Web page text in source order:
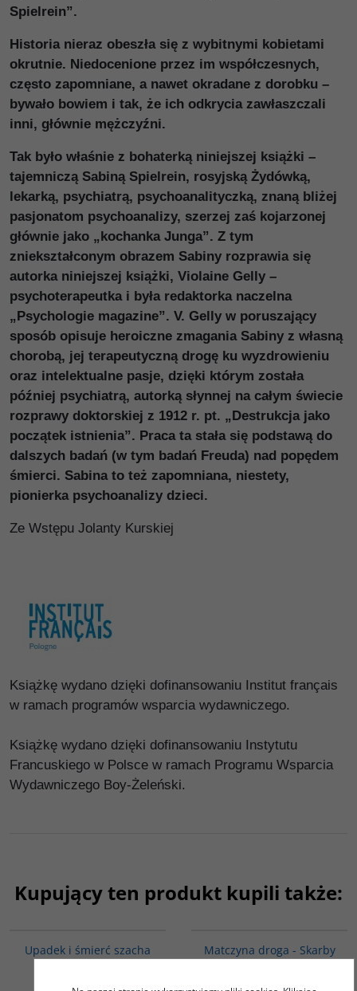
Spielrein”.
Historia nieraz obeszła się z wybitnymi kobietami
okrutnie. Niedocenione przez im współczesnych,
często zapomniane, a nawet okradane z dorobku –
bywało bowiem i tak, że ich odkrycia zawłaszczali
inni, głównie mężczyźni.
Tak było właśnie z bohaterką niniejszej książki –
tajemniczą Sabiną Spielrein, rosyjską Żydówką,
lekarką, psychiatrą, psychoanalityczką, znaną bliżej
pasjonatom psychoanalizy, szerzej zaś kojarzonej
głównie jako „kochanka Junga”. Z tym
zniekształconym obrazem Sabiny rozprawia się
autorka niniejszej książki, Violaine Gelly –
psychoterapeutka i była redaktorka naczelna
„Psychologie magazine”. V. Gelly w poruszający
sposób opisuje heroiczne zmagania Sabiny z własną
chorobą, jej terapeutyczną drogę ku wyzdrowieniu
oraz intelektualne pasje, dzięki którym została
później psychiatrą, autorką słynnej na całym świecie
rozprawy doktorskiej z 1912 r. pt. „Destrukcja jako
początek istnienia”. Praca ta stała się podstawą do
dalszych badań (w tym badań Freuda) nad popędem
śmierci. Sabina to też zapomniana, niestety,
pionierka psychoanalizy dzieci.
Ze Wstępu Jolanty Kurskiej
Książkę wydano dzięki dofinansowaniu Institut français
w ramach programów wsparcia wydawniczego.
Książkę wydano dzięki dofinansowaniu Instytutu
Francuskiego w Polsce w ramach Programu Wsparcia
Wydawniczego Boy-Żeleński.
Kupujący ten produkt kupili także:
Upadek i śmierć szacha
Iranu. Relacje i
Matczyna droga - Skarby
Orientu - Literatura